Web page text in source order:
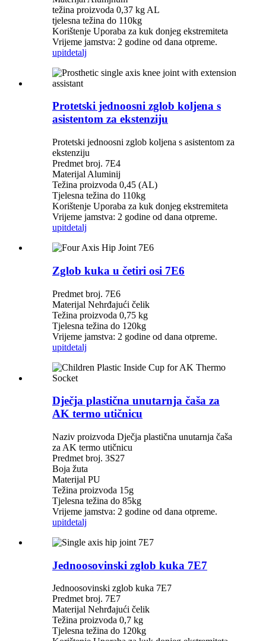
težina proizvoda 0,37 kg AL
tjelesna težina do 110kg
Korištenje Uporaba za kuk donjeg ekstremiteta
Vrijeme jamstva: 2 godine od dana otpreme.
upitdetalj
Protetski jednoosni zglob koljena s
asistentom za ekstenziju
Protetski jednoosni zglob koljena s asistentom za
ekstenziju
Predmet broj. 7E4
Materijal Aluminij
Težina proizvoda 0,45 (AL)
Tjelesna težina do 110kg
Korištenje Uporaba za kuk donjeg ekstremiteta
Vrijeme jamstva: 2 godine od dana otpreme.
upitdetalj
Zglob kuka u četiri osi 7E6
Predmet broj. 7E6
Materijal Nehrđajući čelik
Težina proizvoda 0,75 kg
Tjelesna težina do 120kg
Vrijeme jamstva: 2 godine od dana otpreme.
upitdetalj
Dječja plastična unutarnja čaša za
AK termo utičnicu
Naziv proizvoda Dječja plastična unutarnja čaša
za AK termo utičnicu
Predmet broj. 3S27
Boja žuta
Materijal PU
Težina proizvoda 15g
Tjelesna težina do 85kg
Vrijeme jamstva: 2 godine od dana otpreme.
upitdetalj
Jednoosovinski zglob kuka 7E7
Jednoosovinski zglob kuka 7E7
Predmet broj. 7E7
Materijal Nehrđajući čelik
Težina proizvoda 0,7 kg
Tjelesna težina do 120kg